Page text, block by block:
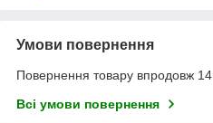
Умови повернення
Повернення товару впродовж 14
Всі умови повернення